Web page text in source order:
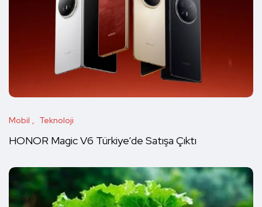
Mobil Teknoloji
HONOR Magic V6 Türkiye’de Satışa Çıktı